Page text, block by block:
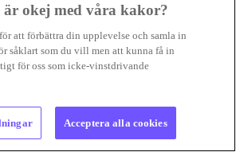
är okej med våra kakor?
att förbättra din upplevelse och samla in
såklart som du vill men att kunna få in
för oss som icke-vinstdrivande
Acceptera alla cookies